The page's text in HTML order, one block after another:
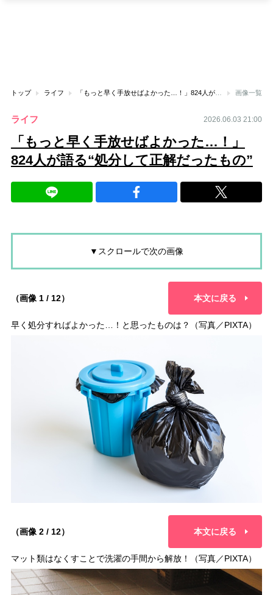
トップ ライフ 「もっと早く手放せばよかった…！」824人が語る“処分して正解だったもの” 画像一覧
ライフ 2026.06.03 21:00
「もっと早く手放せばよかった…！」
824人が語る“処分して正解だったもの”
▼スクロールで次の画像
（画像 1 / 12） 本文に戻る
早く処分すればよかった…！と思ったものは？（写真／PIXTA）
（画像 2 / 12） 本文に戻る
マット類はなくすことで洗濯の手間から解放！（写真／PIXTA）